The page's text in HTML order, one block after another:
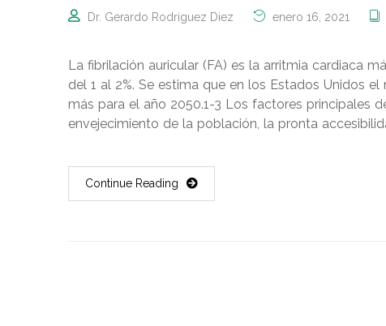
Dr. Gerardo Rodriguez Diez enero 16, 2021
La fibrilación auricular (FA) es la arritmia cardiaca
del 1 al 2%. Se estima que en los Estados Unidos
más para el año 2050.1-3 Los factores principales
envejecimiento de la población, la pronta
Continue Reading